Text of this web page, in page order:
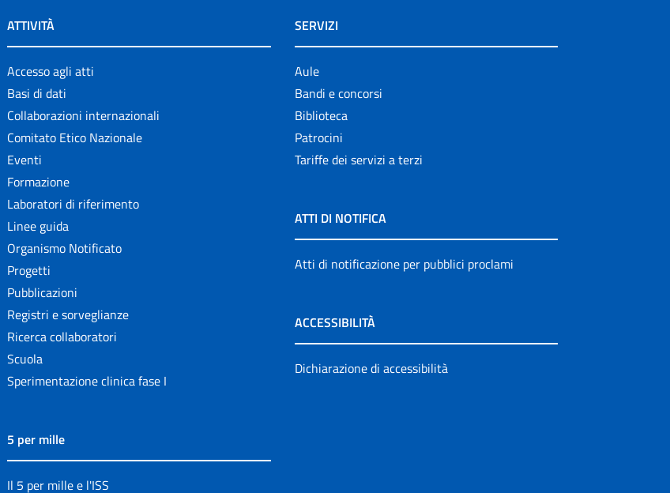
ATTIVITÀ
Accesso agli atti
Basi di dati
Collaborazioni internazionali
Comitato Etico Nazionale
Eventi
Formazione
Laboratori di riferimento
Linee guida
Organismo Notificato
Progetti
Pubblicazioni
Registri e sorveglianze
Ricerca collaboratori
Scuola
Sperimentazione clinica fase I
5 per mille
Il 5 per mille e l'ISS
SERVIZI
Aule
Bandi e concorsi
Biblioteca
Patrocini
Tariffe dei servizi a terzi
ATTI DI NOTIFICA
Atti di notificazione per pubblici proclami
ACCESSIBILITÀ
Dichiarazione di accessibilità